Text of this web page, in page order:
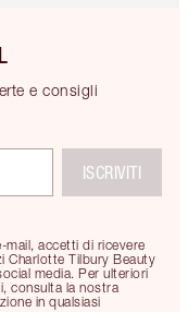
e consigli
mail, accetti di ricevere
Charlotte Tilbury Beauty
media. Per ulteriori
consulta la nostra
in qualsiasi
ISCRIVITI